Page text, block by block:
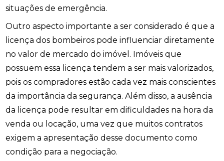
situações de emergência.
Outro aspecto importante a ser considerado é que a
licença dos bombeiros pode influenciar diretamente
no valor de mercado do imóvel. Imóveis que
possuem essa licença tendem a ser mais valorizados,
pois os compradores estão cada vez mais conscientes
da importância da segurança. Além disso, a ausência
da licença pode resultar em dificuldades na hora da
venda ou locação, uma vez que muitos contratos
exigem a apresentação desse documento como
condição para a negociação.